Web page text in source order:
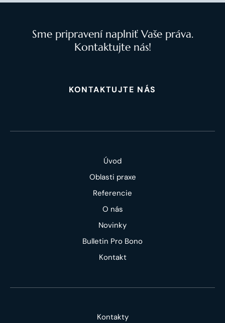
Sme pripravení naplniť Vaše práva.
Kontaktujte nás!
KONTAKTUJTE NÁS
Úvod
Oblasti praxe
Referencie
O nás
Novinky
Bulletin Pro Bono
Kontakt
Kontakty